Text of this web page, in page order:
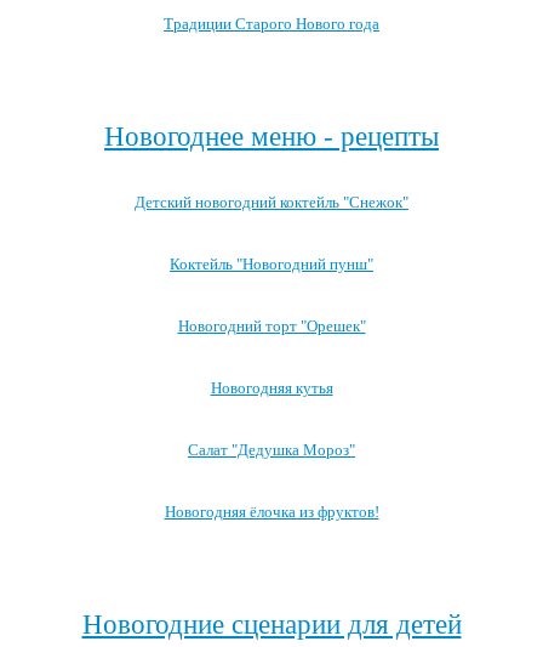
Традиции Старого Нового года
Новогоднее меню - рецепты
Детский новогодний коктейль "Снежок"
Коктейль "Новогодний пунш"
Новогодний торт "Орешек"
Новогодняя кутья
Салат "Дедушка Мороз"
Новогодняя ёлочка из фруктов!
Новогодние сценарии для детей